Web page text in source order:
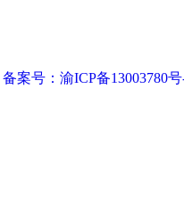
备案号：渝ICP备13003780